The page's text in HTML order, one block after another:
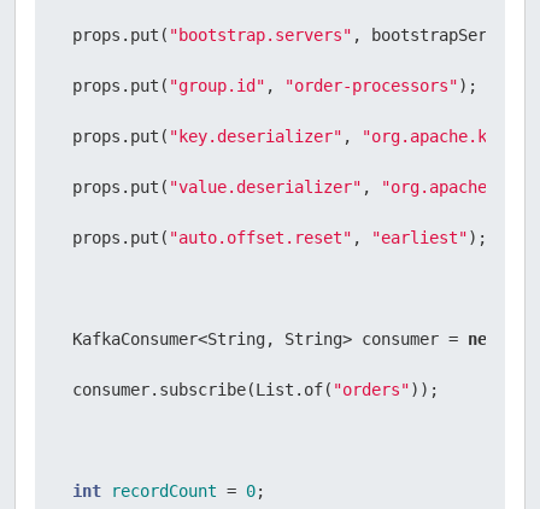
props.put( "bootstrap.servers" ,
props.put( "group.id" , "order-processors");
props.put( "key.deserializer" ,
props.put( "value.deserializer" ,
props.put( "auto.offset.reset" , "earliest");
KafkaConsumer<String, String> consumer = new
consumer.subscribe(List.of( "orders"));
int recordCount = 0;